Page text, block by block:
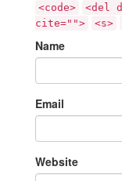
<code>
<del
cite="">
<s>
Name
Email
Website